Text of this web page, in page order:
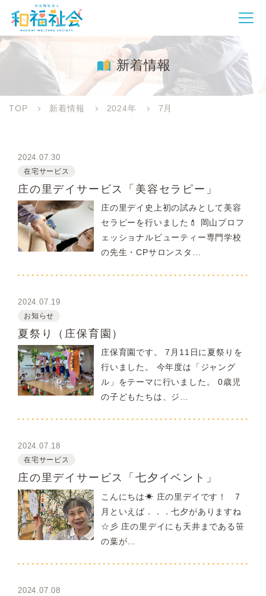
新着情報
TOP 新着情報 2024年 7月
2024.07.30
在宅サービス
庄の里デイサービス「美容セラピー」
庄の里デイ史上初の試みとして美容
セラピーを行いました💄 岡山プロフ
ェッショナルビューティー専門学校
の先生・CPサロンスタ…
2024.07.19
お知らせ
夏祭り（庄保育園）
庄保育園です。 7月11日に夏祭りを
行いました。 今年度は「ジャング
ル」をテーマに行いました。 0歳児
の子どもたちは、ジ…
2024.07.18
在宅サービス
庄の里デイサービス「七夕イベント」
こんにちは☀ 庄の里デイです！ 7
月といえば．．．七夕がありますね
☆彡 庄の里デイにも天井まである笹
の葉が…
2024.07.08